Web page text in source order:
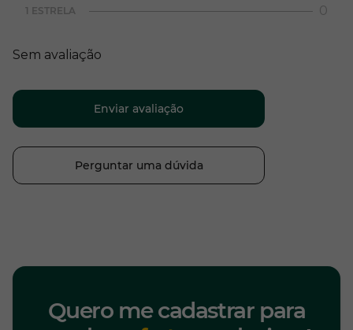
1 ESTRELA 0
Sem avaliação
Enviar avaliação
Perguntar uma dúvida
Quero me cadastrar para